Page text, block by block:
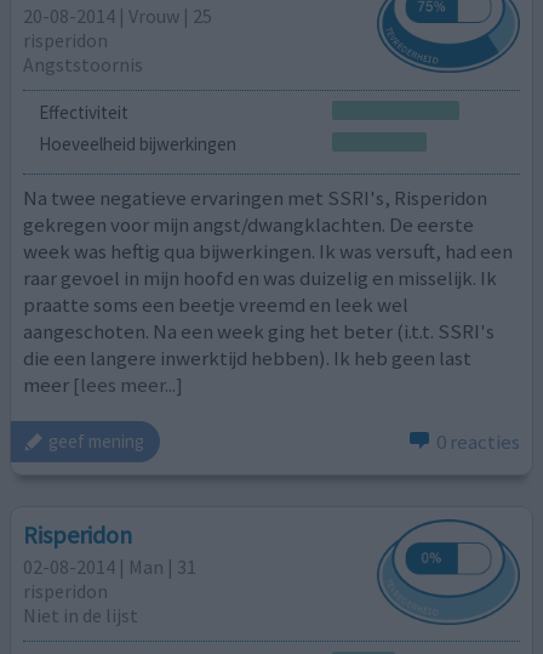
20-08-2014 | Vrouw | 25
risperidon
Angststoornis
Effectiviteit
Hoeveelheid bijwerkingen
Na twee negatieve ervaringen met SSRI's, Risperidon
gekregen voor mijn angst/dwangklachten. De eerste
week was heftig qua bijwerkingen. Ik was versuft, had een
raar gevoel in mijn hoofd en was duizelig en misselijk. Ik
praatte soms een beetje vreemd en leek wel
aangeschoten. Na een week ging het beter (i.t.t. SSRI's
die een langere inwerktijd hebben). Ik heb geen last
meer [lees meer...]
geef mening 0 reacties
Risperidon
02-08-2014 | Man | 31
risperidon
Niet in de lijst